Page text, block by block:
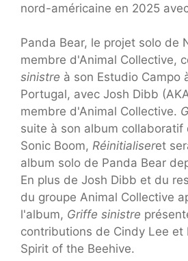
nord-américaine en 2025
Panda Bear, le projet solo de
membre d'Animal Collective,
sinistre à son Estudio Campo
Portugal, avec Josh Dibb
membre d'Animal Collective.
suite à son album collaboratif
Sonic Boom, Réinitialiseret
album solo de Panda Bear
En plus de Josh Dibb et du
du groupe Animal Collective
l'album, Griffe sinistre
contributions de Cindy Lee et
Spirit of the Beehive.